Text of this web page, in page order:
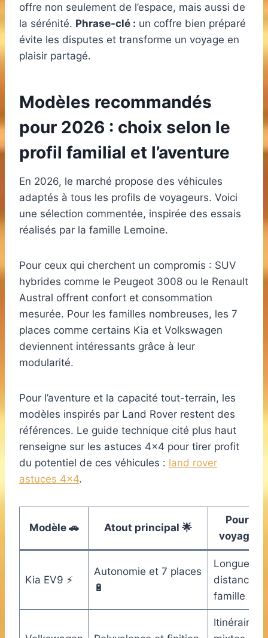
offre non seulement de l’espace, mais aussi de
la sérénité. Phrase-clé : un coffre bien préparé
évite les disputes et transforme un voyage en
plaisir partagé.
Modèles recommandés
pour 2026 : choix selon le
profil familial et l’aventure
En 2026, le marché propose des véhicules
adaptés à tous les profils de voyageurs. Voici
une sélection commentée, inspirée des essais
réalisés par la famille Lemoine.
Pour ceux qui cherchent un compromis : SUV
hybrides comme le Peugeot 3008 ou le Renault
Austral offrent confort et consommation
mesurée. Pour les familles nombreuses, les 7
places comme certains Kia et Volkswagen
deviennent intéressants grâce à leur
modularité.
Pour l’aventure et la capacité tout-terrain, les
modèles inspirés par Land Rover restent des
références. Le guide technique cité plus haut
renseigne sur les astuces 4×4 pour tirer profit
du potentiel de ces véhicules : land rover
astuces 4×4.
Modèle 🚗 Atout principal 🌟
Pour
voyage
Kia EV9 ⚡
Autonomie et 7 places
🔋
Longue
distance
famille 🛣️
Itinéraires